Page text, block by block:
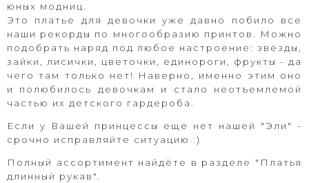
юных модниц.
Это платье для девочки уже давно побило все
наши рекорды по многообразию принтов. Можно
подобрать наряд под любое настроение: звёзды,
зайки, лисички, цветочки, единороги, фрукты - да
чего там только нет! Наверно, именно этим оно
и полюбилось девочкам и стало неотъемлемой
частью их детского гардероба.
Если у Вашей принцессы еще нет нашей "Эли" -
срочно исправляйте ситуацию :)
Полный ассортимент найдёте в разделе "Платья
длинный рукав".